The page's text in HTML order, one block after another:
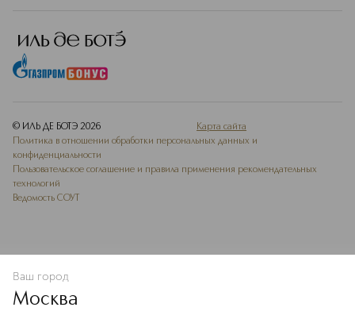
В КОРЗИНУ
© ИЛЬ ДЕ БОТЭ 2026
Карта сайта
Политика в отношении обработки персональных данных и
конфиденциальности
Пользовательское соглашение и правила применения рекомендательных
технологий
Ведомость СОУТ
Ваш город
Москва